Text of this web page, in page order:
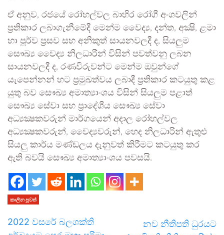
ඒ අනුව, රජයේ රෝහල්වල බාහිර රෝගී අංශවලින්
ප්‍රතිකාර ලබාගැනීමේදී මෙන්ම වෛද්‍ය, දන්ත, අක්‍ෂි, ළමා
හා පූර්ව ප්‍රසව සහ අනිකුත් සායනවලදී ද, සියලුම
සෞඛ්‍ය වෛද්‍ය නිලධාරීන් විසින් පවත්වනු ලබන
සායනවලදී ද, රණවිරුවන්ට මෙන්ම ඔවුන්ගේ
යැපෙන්නන් හට ප්‍රමුඛත්වය ලබාදී ප්‍රතිකාර කටයුතු කළ
යුතු බව සෞඛ්‍ය අමාත්‍යාංශය විසින් සියලුම පළාත්
සෞඛ්‍ය සේවා සහ ප්‍රාදේශීය සෞඛ්‍ය සේවා
අධ්‍යක්‍ෂකවරුන් මාර්ගයෙන් අදාල රෝහල්වල
අධ්‍යක්‍ෂකවරුන්, වෛද්‍යවරුන්, හෙද නිලධාරින් ඇතුළු
සියලු කාර්ය මණ්ඩලය දැනුවත් කිරීමට කටයුතු කර
ඇති බවයි සෞඛ්‍ය අමාත්‍යාංශය පවසයි.
කාලීන පුවත්
2022 වසරේ බල­ශක්ති
නව නීතිපති ධුරයට